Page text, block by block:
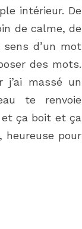
intérieur. De
de calme, de
d’un mot
des mots.
j’ai massé un
te renvoie
et ça boit et ça
heureuse pour